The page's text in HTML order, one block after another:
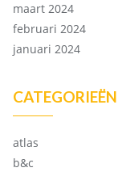
maart 2024
februari 2024
januari 2024
CATEGORIEËN
atlas
b&c